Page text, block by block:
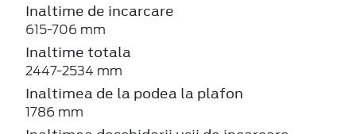
Inaltime de incarcare
615-706 mm
Inaltime totala
2447-2534 mm
Inaltimea de la podea la plafon
1786 mm